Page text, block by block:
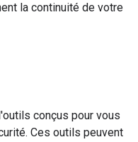
la continuité de votre
conçus pour vous
Ces outils peuvent